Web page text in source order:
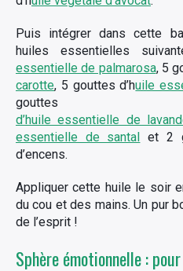
Puis intégrer dans cette
huiles essentielles
essentielle de palmarosa, 5
carotte, 5 gouttes d’huile
gouttes
d’huile essentielle de
essentielle de santal et 2
d’encens.
Appliquer cette huile le soir
du cou et des mains. Un pur
de l’esprit !
Sphère émotionnelle :